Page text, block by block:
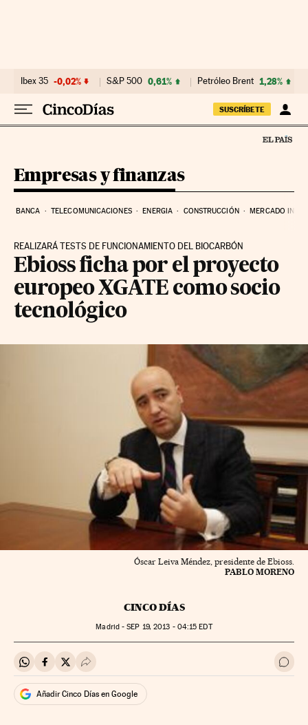
Ibex 35 -0,02% S&P 500 0,61% Petróleo Brent 1,28%
SUSCRÍBETE
Empresas y finanzas
BANCA TELECOMUNICACIONES ENERGIA CONSTRUCCIÓN MERCADO
REALIZARÁ TESTS DE FUNCIONAMIENTO DEL BIOCARBÓN
Ebioss ficha por el proyecto
europeo XGATE como socio
tecnológico
Óscar Leiva Méndez, presidente de Ebioss.
PABLO MORENO
CINCO DÍAS
Madrid -SEP 19, 2013 - 04:15 EDT
Compartir en Whatsapp
Compartir en Facebook
Compartir en Twitter
Desplegar Redes Sociales Ir a
Añadir Cinco Días en Google